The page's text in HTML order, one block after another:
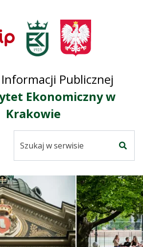
Przejdź do
menu
do treści
do mapy
serwisu
Publicznej
Ekonomiczny w
Krakowie
dostosowania
serwisie